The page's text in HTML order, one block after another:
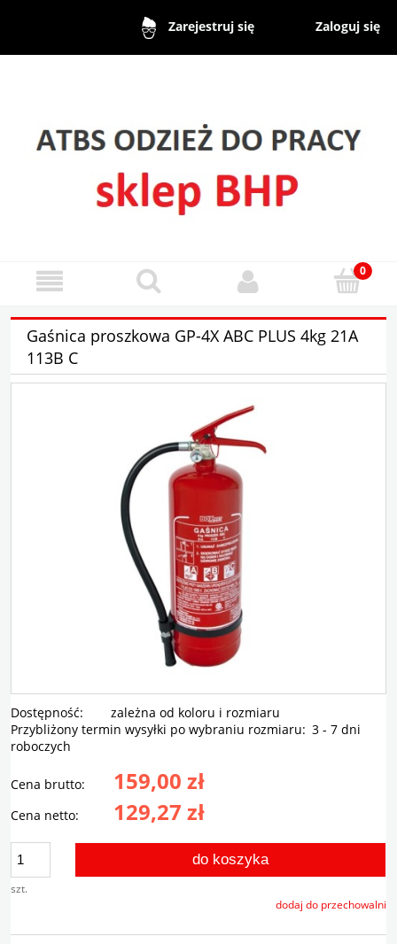
Zarejestruj się Zaloguj się
Gaśnica proszkowa GP-4X ABC PLUS 4kg 21A
113B C
Dostępność:
zależna od koloru i rozmiaru
Przybliżony termin wysyłki po wybraniu rozmiaru: 3 - 7 dni
roboczych
Cena brutto: 159,00 zł
Cena netto: 129,27 zł
szt.
do koszyka
dodaj do przechowalni